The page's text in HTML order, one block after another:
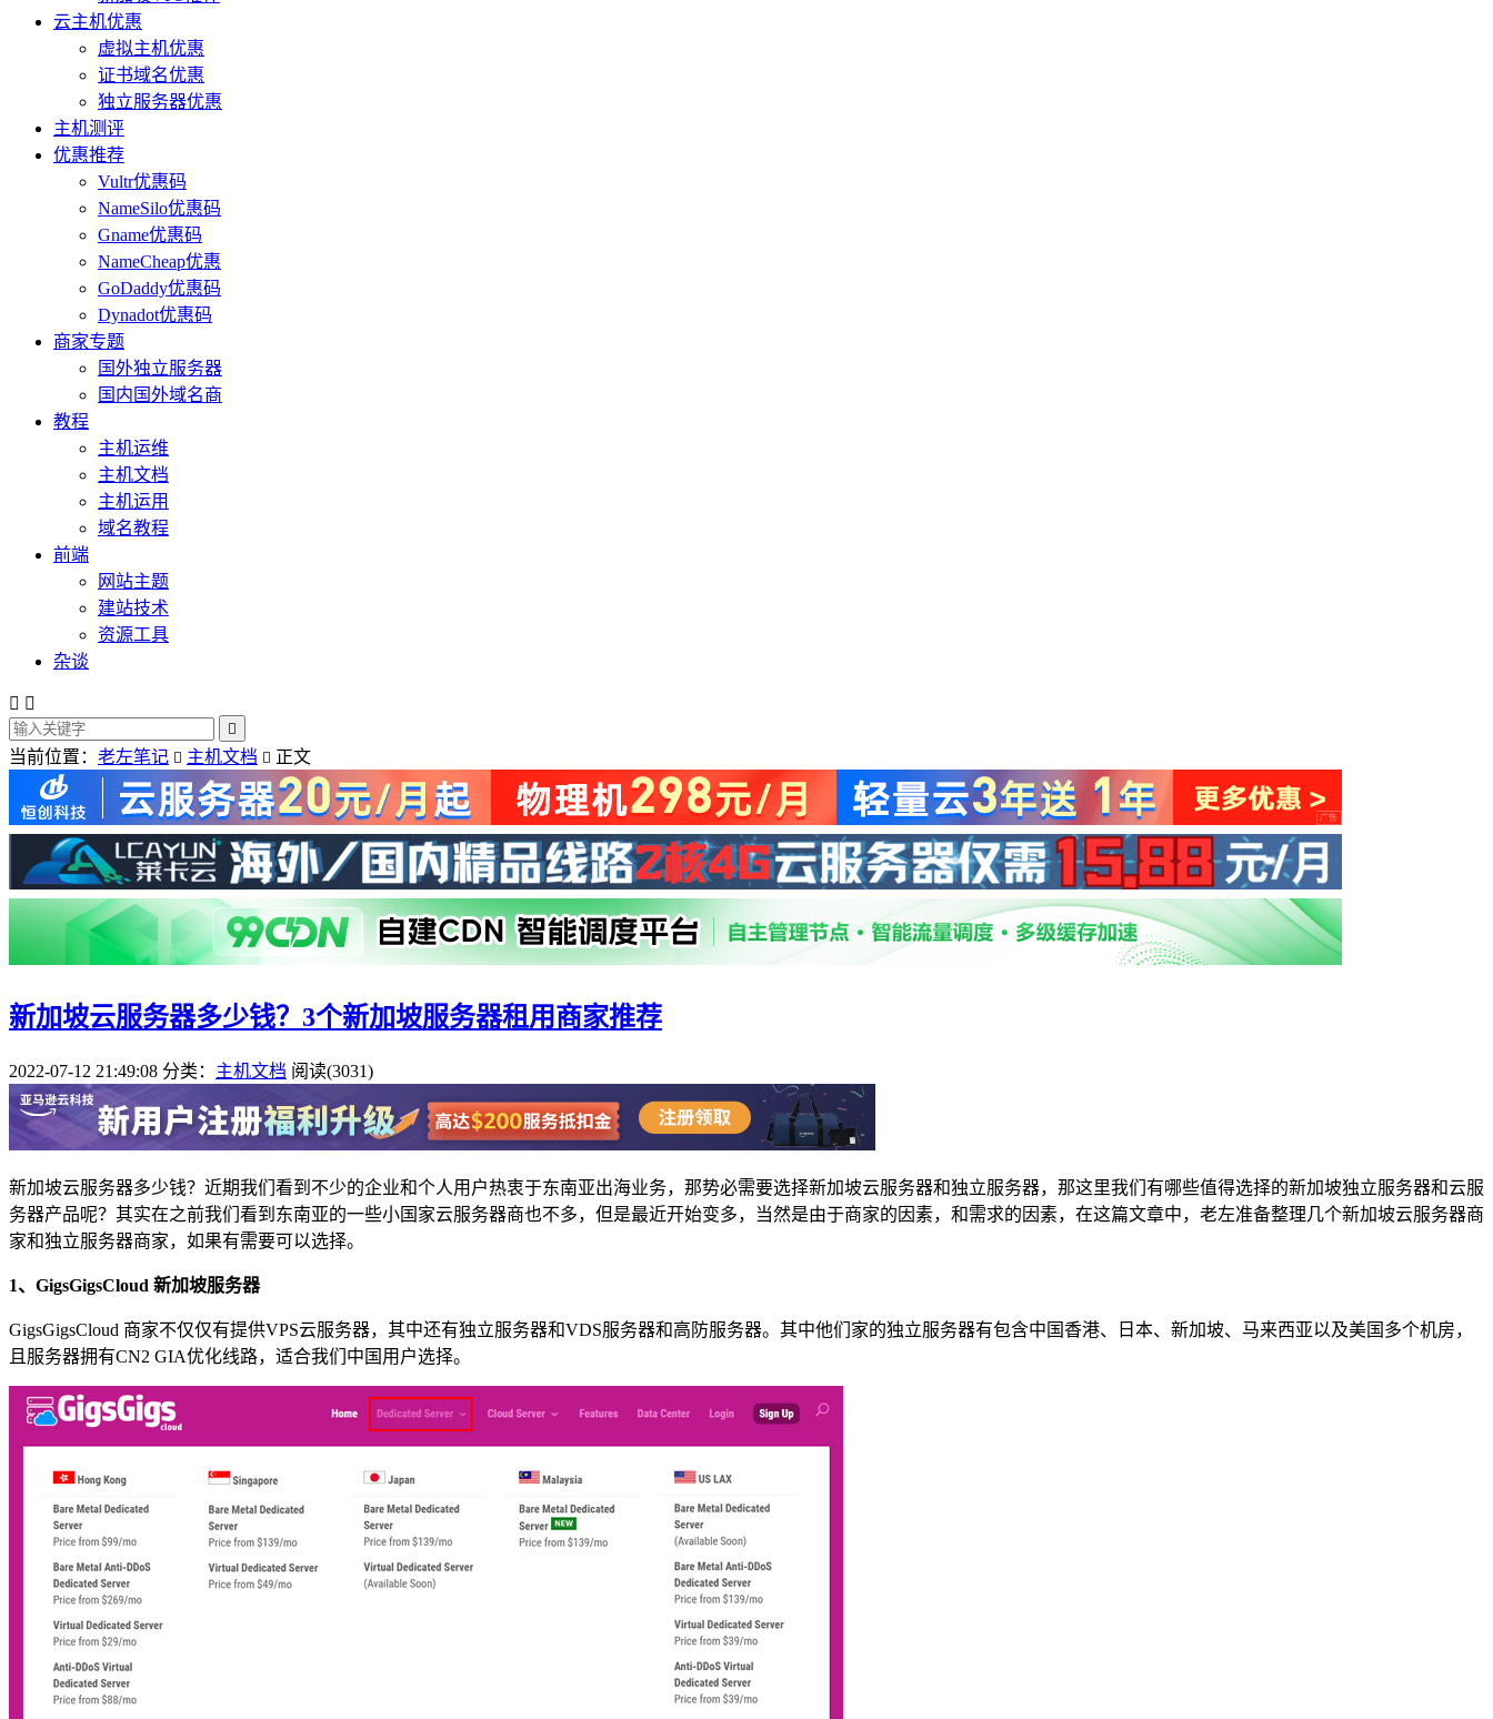
云主机优惠
虚拟主机优惠
证书域名优惠
独立服务器优惠
主机测评
优惠推荐
Vultr优惠码
NameSilo优惠码
Gname优惠码
NameCheap优惠
GoDaddy优惠码
Dynadot优惠码
商家专题
国外独立服务器
国内国外域名商
教程
主机运维
主机文档
主机运用
域名教程
前端
网站主题
建站技术
资源工具
杂谈
 

当前位置： 老左笔记  主机文档  正文
新加坡云服务器多少钱？3个新加坡服务器租用商家推荐
2022-07-12 21:49:08 分类： 主机文档 阅读(3031)
新加坡云服务器多少钱？近期我们看到不少的企业和个人用户热衷于东南亚出海业务，那势必需要选择新加坡云服务器和独立服务器，那这里我们有哪些值得选择的新加坡独立服务器和云服
务器产品呢？其实在之前我们看到东南亚的一些小国家云服务器商也不多，但是最近开始变多，当然是由于商家的因素，和需求的因素，在这篇文章中，老左准备整理几个新加坡云服务器商
家和独立服务器商家，如果有需要可以选择。
1、GigsGigsCloud 新加坡服务器
GigsGigsCloud 商家不仅仅有提供VPS云服务器，其中还有独立服务器和VDS服务器和高防服务器。其中他们家的独立服务器有包含中国香港、日本、新加坡、马来西亚以及美国多个机房，
且服务器拥有CN2 GIA优化线路，适合我们中国用户选择。